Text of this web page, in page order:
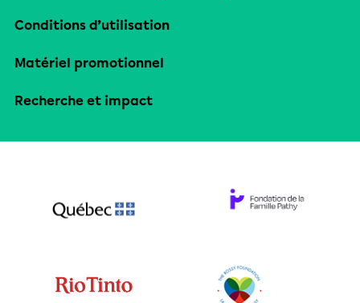
Conditions d’utilisation
Matériel promotionnel
Recherche et impact